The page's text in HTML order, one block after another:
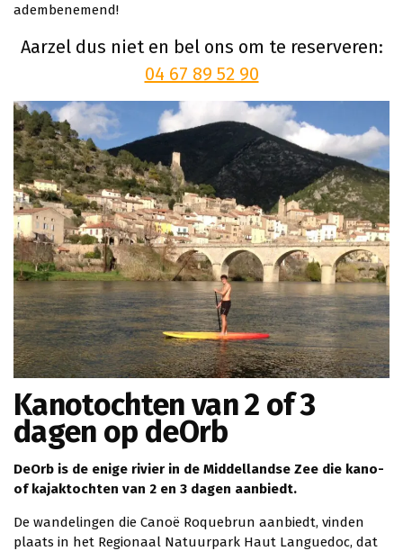
adembenemend!
Aarzel dus niet en bel ons om te reserveren:
04 67 89 52 90
Kanotochten van 2 of 3
dagen op deOrb
DeOrb is de enige rivier in de Middellandse Zee die kano-
of kajaktochten van 2 en 3 dagen aanbiedt.
De wandelingen die Canoë Roquebrun aanbiedt, vinden
plaats in het Regionaal Natuurpark Haut Languedoc, dat